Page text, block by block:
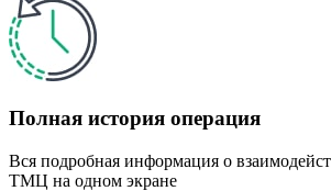
Полная история операция
Вся подробная информация о
ТМЦ на одном экране